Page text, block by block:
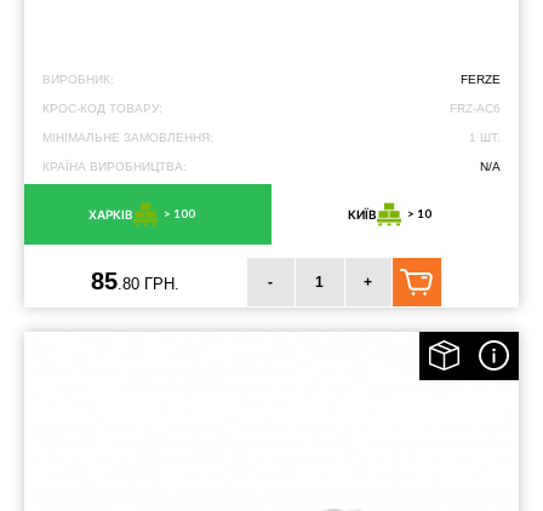
ВИРОБНИК: FERZE
КРОС-КОД ТОВАРУ: FRZ-AC6
МІНІМАЛЬНЕ ЗАМОВЛЕННЯ: 1 ШТ.
КРАЇНА ВИРОБНИЦТВА: N/A
ХАРКІВ > 100 КИЇВ > 10
85 .80 ГРН. - +